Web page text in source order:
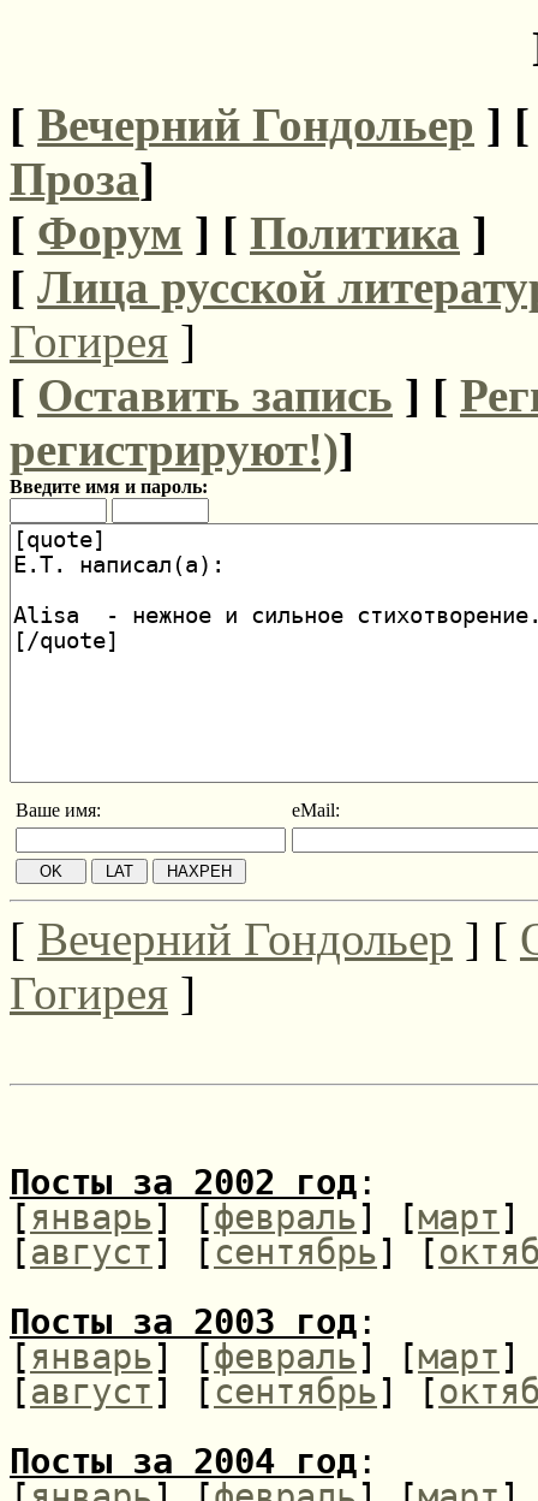
[ Вечерний Гондольер ]
Проза]
[ Форум ] [ Политика ]
[ Лица русской
Гогирея ]
[ Оставить запись ] [
регистрируют!)]
Введите имя и пароль:
Ваше имя: eMail:
[ Вечерний Гондольер ] [
Гогирея ]
Посты за 2002 год :
[январь] [февраль] [март]
[август] [сентябрь] [
Посты за 2003 год :
[январь] [февраль] [март]
[август] [сентябрь] [
Посты за 2004 год :